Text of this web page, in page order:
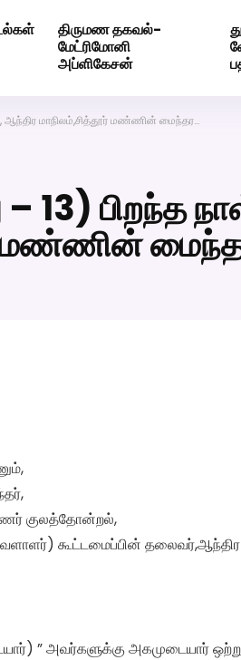
திருமண தகவல்-
மேட்ரிமோனி
அப்ளிகேசன்
ஆந்திர மாநிலம்,சித்தூர் மண்ணின் மைந்தர…
13) பிறந்த
மண்ணின்
குலத்தோன்றல்,
கூட்டமைப்பின் தலைவர்,ஆந்திர
” அவர்களுக்கு அகமுடையார்
பெண் வீட்டாருக்கு